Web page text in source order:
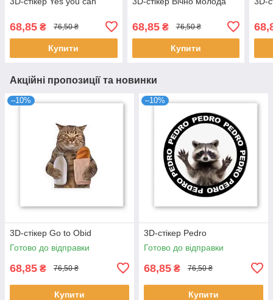
68,85 ₴ 76,50 ₴
Купити
68,85₴ 76,50 ₴
Купити
Акційні пропозиції та новинки
–10%
3D-стікер Go to Obid
Готово до відправки
68,85 ₴ 76,50 ₴
Купити
–10%
3D-стікер Pedro
Готово до відправки
68,85 ₴ 76,50 ₴
Купити